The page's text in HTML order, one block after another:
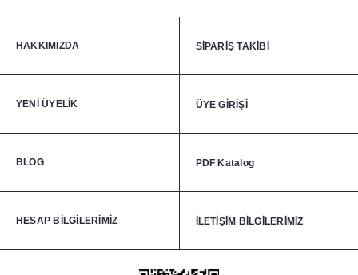
HAKKIMIZDA SİPARİŞ TAKİBİ
YENİ ÜYELİK ÜYE GİRİŞİ
BLOG PDF Katalog
HESAP BİLGİLERİMİZ İLETİŞİM BİLGİLERİMİZ